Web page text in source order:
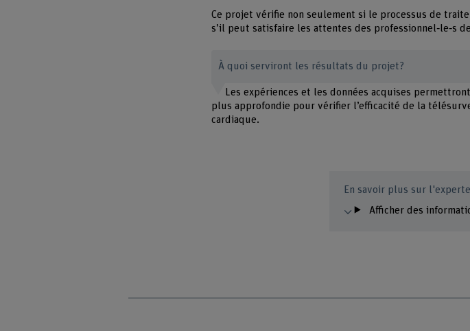
Ce projet vérifie non seulement si le processus de
s’il peut satisfaire les attentes des professionnel‑le‑s
À quoi serviront les résultats du projet?
Les expériences et les données acquises
plus approfondie pour vérifier l’efficacité de la
cardiaque.
En savoir plus sur
Afficher des